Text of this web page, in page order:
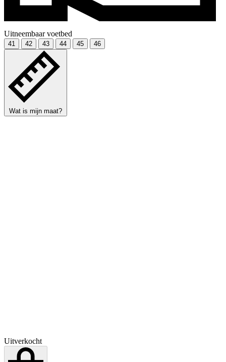
Uitneembaar voetbed
41 42 43 44 45 46
Wat is mijn maat?
Uitverkocht